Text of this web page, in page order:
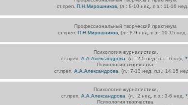
ст.преп. П.Н.Мирошников, (л.: 8-10 нед. п.з.: 11-16 нед.
Профессиональный творческий практикум,
ст.преп. П.Н.Мирошников , (л.: 8-9 нед. п.з.: 10-15 нед.
Психология журналистики,
ст.преп. А.А.Александрова , (л.: 2-5 нед. п.з.: 6 нед. *
Психология творчества,
ст.преп. А.А.Александрова , (л.: 7-13 нед. п.з.: 14,15
Психология журналистики,
ст.преп. А.А.Александрова , (л.: 2 нед. п.з.: 3-6 нед. *
Психология творчества,